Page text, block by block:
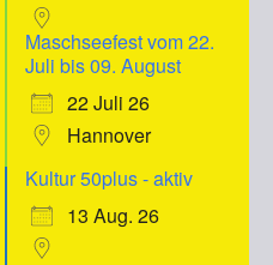
Maschseefest vom 22.
Juli bis 09. August
22 Juli 26
Hannover
Kultur 50plus - aktiv
13 Aug. 26